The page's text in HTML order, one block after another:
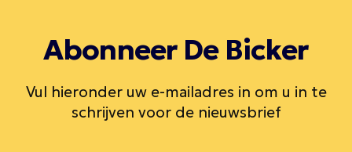
Abonneer De Bicker
Vul hieronder uw e-mailadres in om u in te
schrijven voor de nieuwsbrief